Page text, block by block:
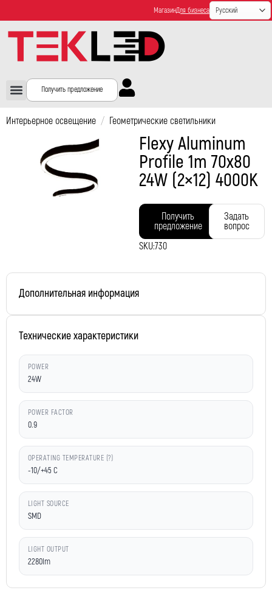
МагазинДля бизнеса
Получить предложение
Интерьерное освещение / Геометрические светильники
Flexy Aluminum
Profile 1m 70х80
24W (2×12) 4000K
Получить
предложение
Задать
вопрос
SKU:730
Дополнительная информация
Технические характеристики
POWER
24W
POWER FACTOR
0.9
OPERATING TEMPERATURE (?)
-10/+45 C
LIGHT SOURCE
SMD
LIGHT OUTPUT
2280lm